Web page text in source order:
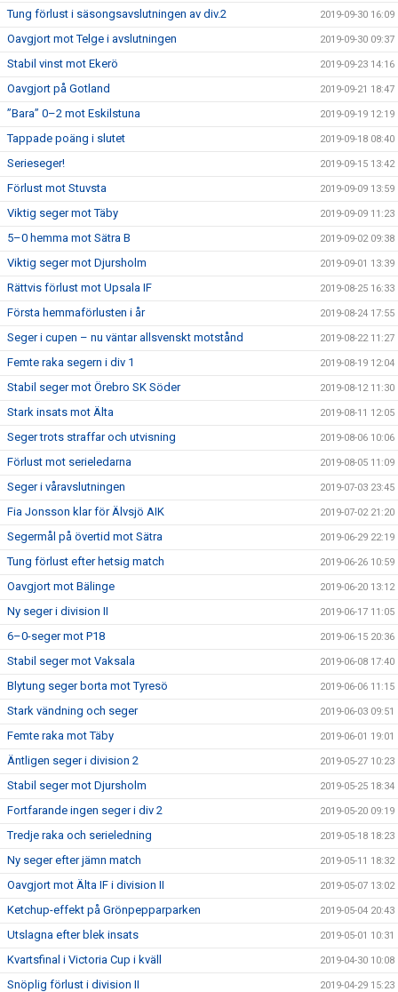
Tung förlust i säsongsavslutningen av div.2 2019-09-30 16:09
Oavgjort mot Telge i avslutningen 2019-09-30 09:37
Stabil vinst mot Ekerö 2019-09-23 14:16
Oavgjort på Gotland 2019-09-21 18:47
”Bara” 0–2 mot Eskilstuna 2019-09-19 12:19
Tappade poäng i slutet 2019-09-18 08:40
Serieseger! 2019-09-15 13:42
Förlust mot Stuvsta 2019-09-09 13:59
Viktig seger mot Täby 2019-09-09 11:23
5–0 hemma mot Sätra B 2019-09-02 09:38
Viktig seger mot Djursholm 2019-09-01 13:39
Rättvis förlust mot Upsala IF 2019-08-25 16:33
Första hemmaförlusten i år 2019-08-24 17:55
Seger i cupen – nu väntar allsvenskt motstånd 2019-08-22 11:27
Femte raka segern i div 1 2019-08-19 12:04
Stabil seger mot Örebro SK Söder 2019-08-12 11:30
Stark insats mot Älta 2019-08-11 12:05
Seger trots straffar och utvisning 2019-08-06 10:06
Förlust mot serieledarna 2019-08-05 11:09
Seger i våravslutningen 2019-07-03 23:45
Fia Jonsson klar för Älvsjö AIK 2019-07-02 21:20
Segermål på övertid mot Sätra 2019-06-29 22:19
Tung förlust efter hetsig match 2019-06-26 10:59
Oavgjort mot Bälinge 2019-06-20 13:12
Ny seger i division II 2019-06-17 11:05
6–0-seger mot P18 2019-06-15 20:36
Stabil seger mot Vaksala 2019-06-08 17:40
Blytung seger borta mot Tyresö 2019-06-06 11:15
Stark vändning och seger 2019-06-03 09:51
Femte raka mot Täby 2019-06-01 19:01
Äntligen seger i division 2 2019-05-27 10:23
Stabil seger mot Djursholm 2019-05-25 18:34
Fortfarande ingen seger i div 2 2019-05-20 09:19
Tredje raka och serieledning 2019-05-18 18:23
Ny seger efter jämn match 2019-05-11 18:32
Oavgjort mot Älta IF i division II 2019-05-07 13:02
Ketchup-effekt på Grönpepparparken 2019-05-04 20:43
Utslagna efter blek insats 2019-05-01 10:31
Kvartsfinal i Victoria Cup i kväll 2019-04-30 10:08
Snöplig förlust i division II 2019-04-29 15:23